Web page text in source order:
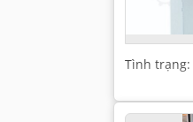
Tình trạng: